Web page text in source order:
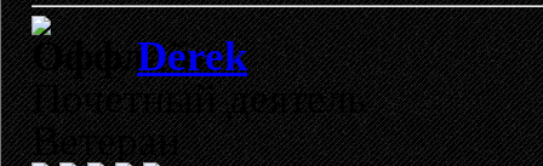
Derek
Почетный деятель
Ветеран